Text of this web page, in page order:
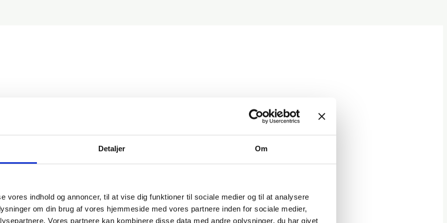
Detaljer Om
vores indhold og annoncer, til at vise dig funktioner til sociale medier og til at analysere
om din brug af vores hjemmeside med vores partnere inden for sociale medier,
Vores partnere kan kombinere disse data med andre oplysninger, du har givet
ud?
De kan afvikles direkte fra intranet, webserver eller anden platform til html5. Du
eksempel SCORM eller cmi5-format. Det er, hvis du skal tracke på deltagernes